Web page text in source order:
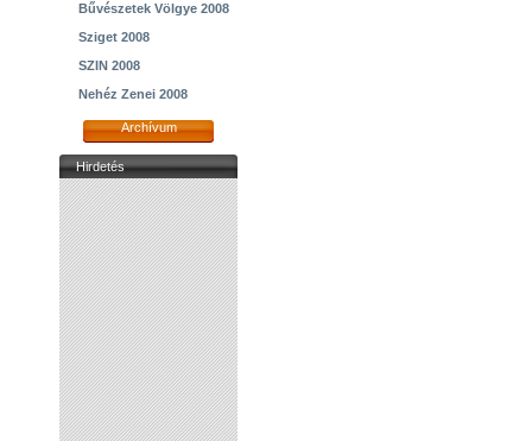
Bűvészetek Völgye 2008
Sziget 2008
SZIN 2008
Nehéz Zenei 2008
Archívum
Hirdetés